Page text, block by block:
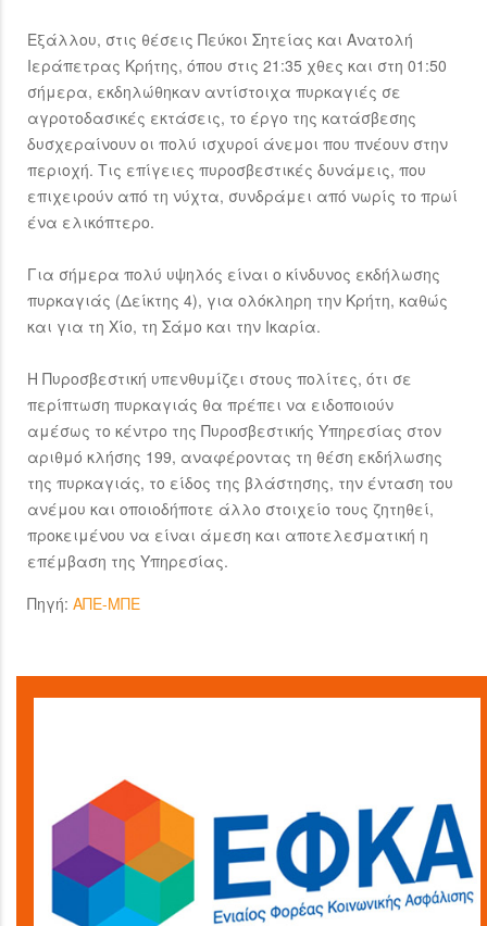
Εξάλλου, στις θέσεις Πεύκοι Σητείας και Ανατολή
Ιεράπετρας Κρήτης, όπου στις 21:35 χθες και στη 01:50
σήμερα, εκδηλώθηκαν αντίστοιχα πυρκαγιές σε
αγροτοδασικές εκτάσεις, το έργο της κατάσβεσης
δυσχεραίνουν οι πολύ ισχυροί άνεμοι που πνέουν στην
περιοχή. Τις επίγειες πυροσβεστικές δυνάμεις, που
επιχειρούν από τη νύχτα, συνδράμει από νωρίς το πρωί
ένα ελικόπτερο.
Για σήμερα πολύ υψηλός είναι ο κίνδυνος εκδήλωσης
πυρκαγιάς (Δείκτης 4), για ολόκληρη την Κρήτη, καθώς
και για τη Χίο, τη Σάμο και την Ικαρία.
Η Πυροσβεστική υπενθυμίζει στους πολίτες, ότι σε
περίπτωση πυρκαγιάς θα πρέπει να ειδοποιούν
αμέσως το κέντρο της Πυροσβεστικής Υπηρεσίας στον
αριθμό κλήσης 199, αναφέροντας τη θέση εκδήλωσης
της πυρκαγιάς, το είδος της βλάστησης, την ένταση του
ανέμου και οποιοδήποτε άλλο στοιχείο τους ζητηθεί,
προκειμένου να είναι άμεση και αποτελεσματική η
επέμβαση της Υπηρεσίας.
Πηγή: ΑΠΕ-ΜΠΕ